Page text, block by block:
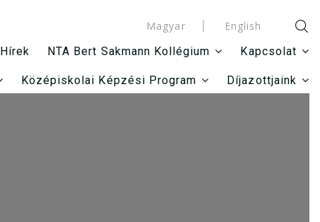
Magyar
English
Hírek NTA Bert Sakmann Kollégium Kapcsolat
Középiskolai Képzési Program Díjazottjaink